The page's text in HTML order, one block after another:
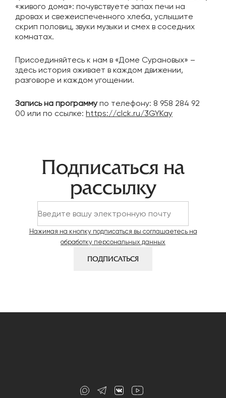
«живого дома»: почувствуете запах печи на
дровах и свежеиспеченного хлеба, услышите
скрип половиц, звуки музыки и смех в соседних
комнатах.
Присоединяйтесь к нам в «Доме Сурановых» –
здесь история оживает в каждом движении,
разговоре и каждом угощении.
Запись на программупо телефону: 8 958 284 92
00 или по ссылке: https://clck.ru/3GYKay
Навигация
записям
Подписаться на
рассылку
Нажимая на кнопку подписаться вы соглашаетесь на
обработку персональных данных
ПОДПИСАТЬСЯ